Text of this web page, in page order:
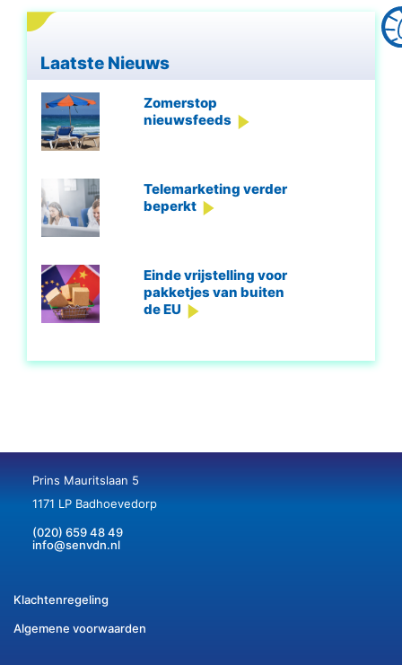
Laatste Nieuws
Zomerstop
nieuwsfeeds
Telemarketing verder
beperkt
Einde vrijstelling voor
pakketjes van buiten
de EU
Prins Mauritslaan 5
1171 LP Badhoevedorp
(020) 659 48 49
info@senvdn.nl
Klachtenregeling
Algemene voorwaarden